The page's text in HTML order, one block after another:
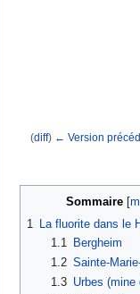
(diff) ← Version
Sommaire[
1
La fluorite dans le
1.1
Bergheim
1.2 Sainte-
1.3 Urbes (mine